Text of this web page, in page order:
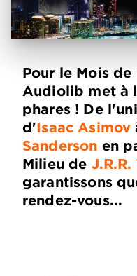
Pour le Mois
Audiolib met à
phares ! De
d'Isaac Asimov
Sanderson en
Milieu de
garantissons
rendez-vous...